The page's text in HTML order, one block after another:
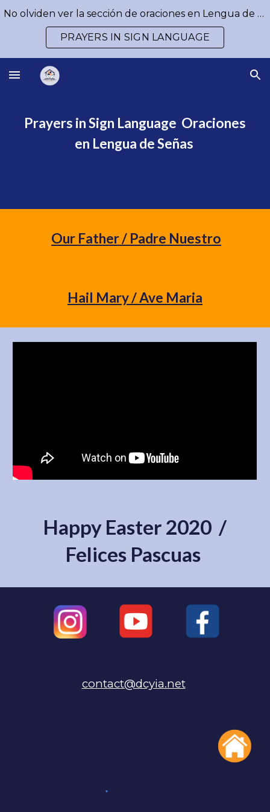
Skip to navigation
No olviden ver la sección de oraciones en Lengua de Señas / Don´t forget to watch our prayers in Sign Language
PRAYERS IN SIGN LANGUAGE
Prayers in Sign Language Oraciones
en Lengua de Señas
Our Father / Padre Nuestro
Hail Mary / Ave Maria
Happy Easter 2020 /
Felices Pascuas
contact@dcyia.net